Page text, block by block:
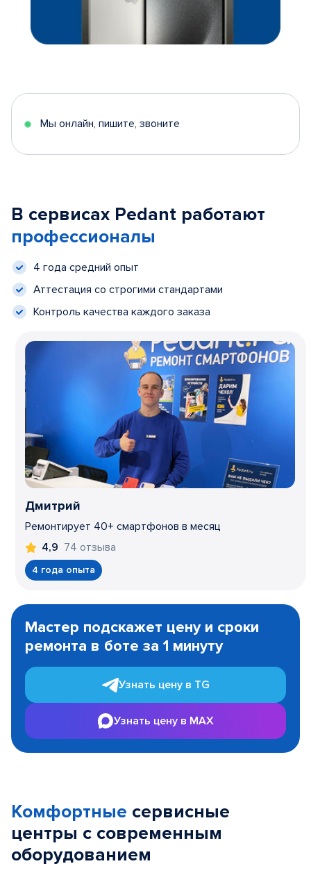
Мы онлайн, пишите, звоните
В сервисах Pedant работают
профессионалы
4 года средний опыт
Аттестация со строгими стандартами
Контроль качества каждого заказа
Дмитрий
Ремонтирует 40+ смартфонов в месяц
4,9 74 отзыва
4 года опыта
1
Мастер подскажет цену и сроки
ремонта в боте за 1 минуту
Узнать цену в TG
Узнать цену в MAX
Комфортные сервисные
центры с современным
оборудованием